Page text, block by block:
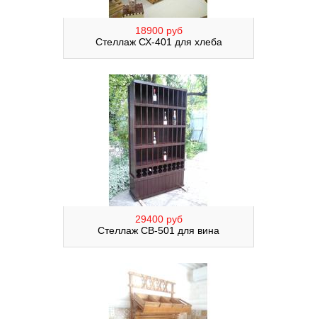
18900 руб
Стеллаж СХ-401 для хлеба
29400 руб
Стеллаж СВ-501 для вина